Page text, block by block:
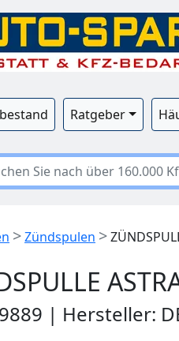
Ratgeber
>Zündspulen >
| Hersteller: